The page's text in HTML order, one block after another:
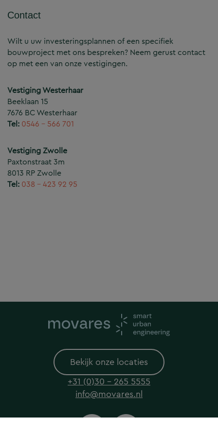
Contact
Wilt u uw investeringsplannen of een specifiek
bouwproject met ons bespreken? Neem gerust contact
op met een van onze vestigingen.
Vestiging Westerhaar
Beeklaan 15
7676 BC Westerhaar
Tel: 0546 – 566 701
Vestiging Zwolle
Paxtonstraat 3m
8013 RP Zwolle
Tel: 038 – 423 92 95
Bekijk onze locaties
+31 (0)30 - 265 5555
info@movares.nl